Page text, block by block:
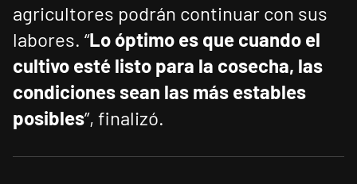
agricultores podrán continuar con sus
labores. “Lo óptimo es que cuando el
cultivo esté listo para la cosecha, las
condiciones sean las más estables
posibles”, finalizó.